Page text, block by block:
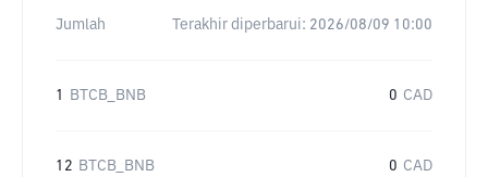
Jumlah Terakhir diperbarui: 2026/08/09 10:00
1 BTCB_BNB 0 CAD
12 BTCB_BNB 0 CAD